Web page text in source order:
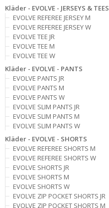
Kläder - EVOLVE - JERSEYS & TEES
EVOLVE REFEREE JERSEY M
EVOLVE REFEREE JERSEY W
EVOLVE TEE JR
EVOLVE TEE M
EVOLVE TEE W
Kläder - EVOLVE - PANTS
EVOLVE PANTS JR
EVOLVE PANTS M
EVOLVE PANTS W
EVOLVE SLIM PANTS JR
EVOLVE SLIM PANTS M
EVOLVE SLIM PANTS W
Kläder - EVOLVE - SHORTS
EVOLVE REFEREE SHORTS M
EVOLVE REFEREE SHORTS W
EVOLVE SHORTS JR
EVOLVE SHORTS M
EVOLVE SHORTS W
EVOLVE ZIP POCKET SHORTS JR
EVOLVE ZIP POCKET SHORTS M